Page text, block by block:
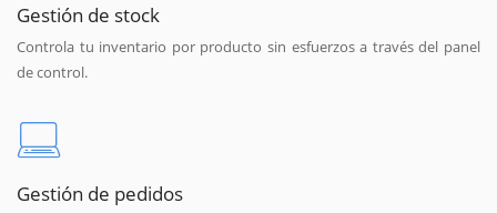
Gestión de stock
Controla tu inventario por producto sin esfuerzos a través del panel
de control.
Gestión de pedidos